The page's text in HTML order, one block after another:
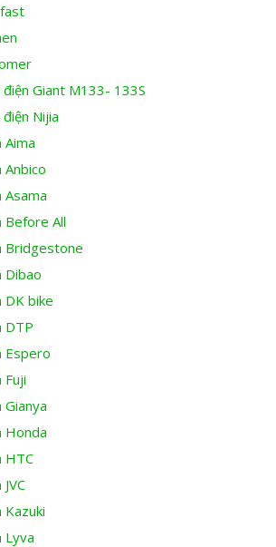
Giant M133- 133S
Nijia
Aima
Anbico
Asama
Before All
Bridgestone
Dibao
DK bike
DTP
Espero
Fuji
Gianya
Honda
HTC
Kazuki
Lyva